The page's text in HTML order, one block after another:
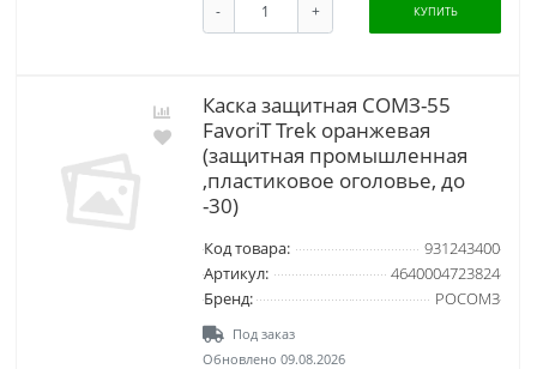
- + КУПИТЬ
Каска защитная СОМЗ-55
FavoriT Trek оранжевая
(защитная промышленная
,пластиковое оголовье, до
-30)
Код товара:
931243400
Артикул:
4640004723824
Бренд:
РОСОМЗ
Под заказ
Обновлено 09.08.2026